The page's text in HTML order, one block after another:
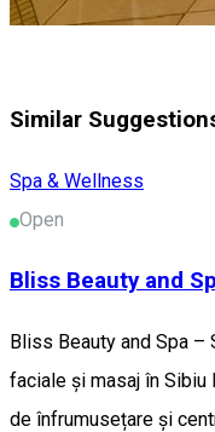
Similar
Spa & Wellness
Open
Bliss Beauty and
Bliss Beauty and Spa –
faciale și masaj în Sibiu
de înfrumusețare și